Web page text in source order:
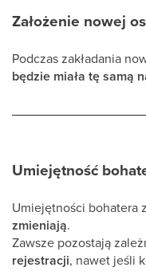
Założenie nowej
Podczas zakładania
będzie miała tę samą
Umiejętność
Umiejętności bohatera
zmieniają.
Zawsze pozostają
rejestracji, nawet jeśli